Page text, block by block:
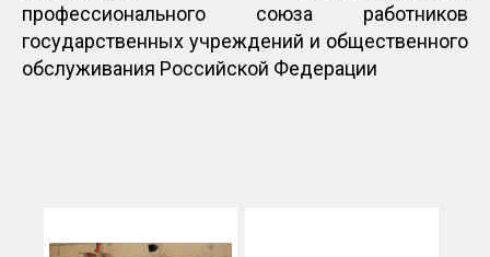
профессионального союза работников
государственных учреждений и общественного
обслуживания Российской Федерации